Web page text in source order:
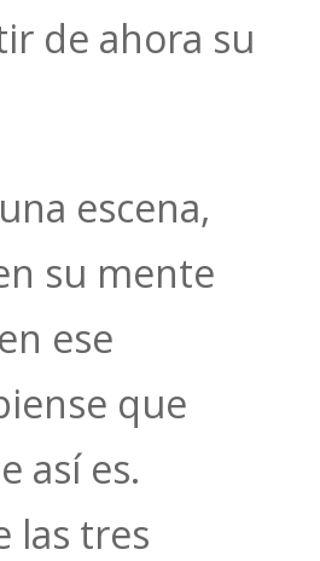
de ahora su
escena,
su mente
ese
que
así es.
las tres